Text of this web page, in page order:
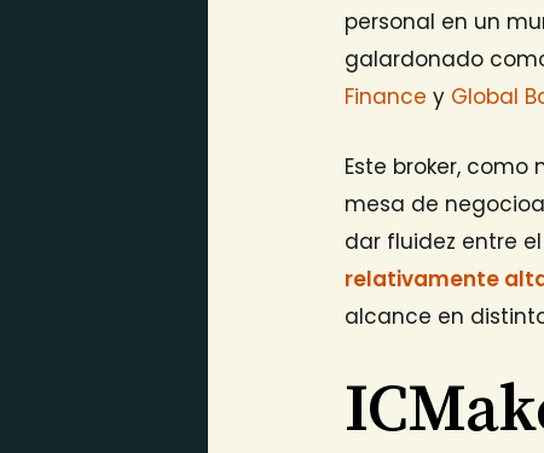
personal en un
galardonado
Finance y Global
Este broker, como
mesa de
dar fluidez entre
relativamente
alcance en